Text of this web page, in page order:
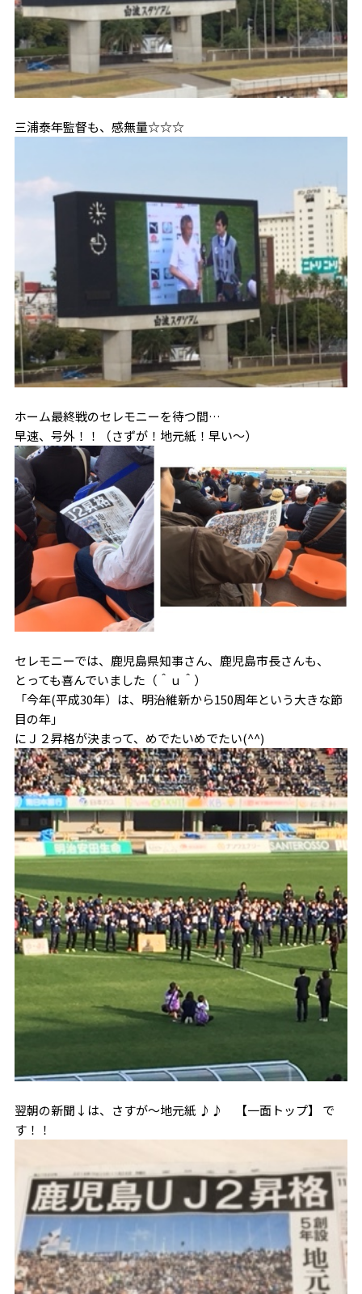
三浦泰年監督も、感無量☆☆☆
ホーム最終戦のセレモニーを待つ間…
早速、号外！！（さずが！地元紙！早い～）
セレモニーでは、鹿児島県知事さん、鹿児島市長さんも、
とっても喜んでいました（＾ｕ＾）
「今年(平成30年）は、明治維新から150周年という大きな節
目の年」
にＪ２昇格が決まって、めでたいめでたい(^^)
翌朝の新聞↓は、さすが～地元紙 ♪♪ 【一面トップ】 で
す！！